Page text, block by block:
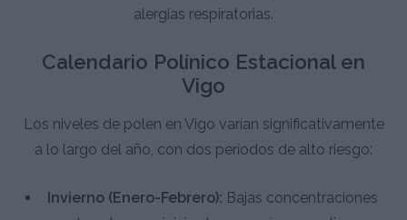
alergias respiratorias.
Calendario Polínico Estacional en
Vigo
Los niveles de polen en Vigo varían significativamente
a lo largo del año, con dos períodos de alto riesgo:
Invierno (Enero-Febrero): Bajas concentraciones